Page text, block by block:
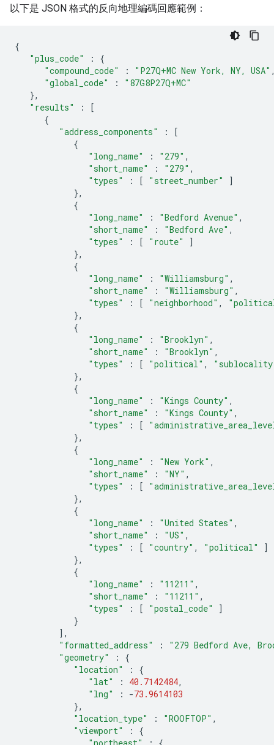
以下是 JSON 格式的反向地理編碼回應範例：
{
"plus_code"
:
{
"compound_code"
: "P27Q+MC New York, NY, USA"
"global_code"
:
"87G8P27Q+MC"
},
"results"
:
[
{
"address_components"
:
[
{
"long_name"
: "279" ,
"short_name"
: "279" ,
"types"
: [ "street_number"
]
},
{
"long_name"
: "Bedford Avenue" ,
"short_name"
: "Bedford Ave" ,
"types"
: [ "route"
]
},
{
"long_name"
: "Williamsburg" ,
"short_name"
: "Williamsburg" ,
"types"
: [ "neighborhood" ,
},
{
"long_name"
: "Brooklyn" ,
"short_name"
: "Brooklyn" ,
"types"
: [ "political" ,
},
{
"long_name"
: "Kings County" ,
"short_name"
: "Kings County" ,
"types"
: [
},
{
"long_name"
: "New York" ,
"short_name"
: "NY" ,
"types"
: [
},
{
"long_name"
: "United States" ,
"short_name"
: "US" ,
"types"
: [ "country" , "political"
]
},
{
"long_name"
: "11211" ,
"short_name"
: "11211" ,
"types"
: [ "postal_code"
]
}
],
"formatted_address"
:
"279 Bedford Ave,
"geometry"
:
{
"location"
:
{
"lat"
: 40.7142484,
"lng"
: -73.9614103
},
"location_type"
: "ROOFTOP" ,
"viewport"
:
{